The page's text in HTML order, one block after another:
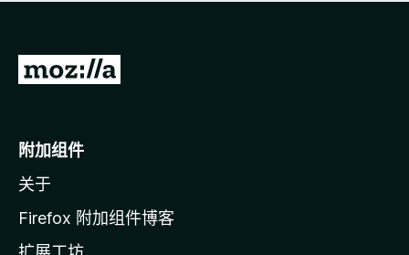
无
转
o
i
l
附加组件
关于
Firefox 附加组件博客